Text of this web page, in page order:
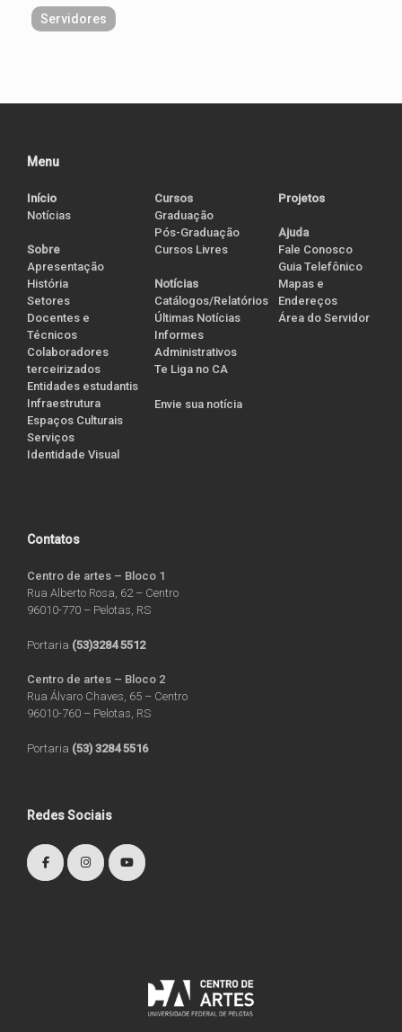
Servidores
Menu
Início
Notícias
Sobre
Apresentação
História
Setores
Docentes e
Técnicos
Colaboradores
terceirizados
Entidades estudantis
Infraestrutura
Espaços Culturais
Serviços
Identidade Visual
Cursos
Graduação
Pós-Graduação
Cursos Livres
Notícias
Catálogos/Relatórios
Últimas Notícias
Informes
Administrativos
Te Liga no CA
Envie sua notícia
Projetos
Ajuda
Fale Conosco
Guia Telefônico
Mapas e
Endereços
Área do Servidor
Contatos
Centro de artes – Bloco 1
Rua Alberto Rosa, 62 – Centro
96010-770 – Pelotas, RS
Portaria (53)3284 5512
Centro de artes – Bloco 2
Rua Álvaro Chaves, 65 – Centro
96010-760 – Pelotas, RS
Portaria (53) 3284 5516
Redes Sociais